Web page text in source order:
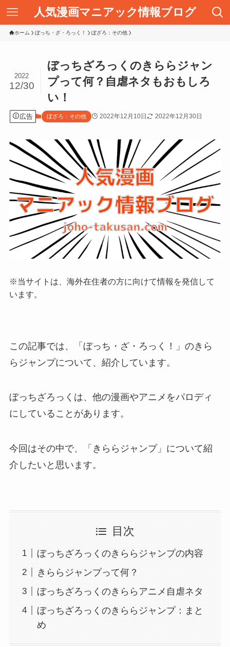
人気漫画マニアック情報ブログ
ホーム ぼっち・ざ・ろっく！ ぼざろ：その他
ぼっちざろっくのきららジャン
プって何？自虐ネタもおもしろ
い！
2022
12/30
広告 ぼざろ：その他 2022年12月10日 2022年12月30日
※当サイトは、海外在住者の方に向けて情報を発信して
います。
この記事では、「ぼっち・ざ・ろっく！」のきら
らジャンプについて、紹介しています。
ぼっちざろっくは、他の漫画やアニメをパロディ
にしていることがあります。
今回はその中で、「きららジャンプ」について紹
介したいと思います。
目次
ぼっちざろっくのきららジャンプの内容
きららジャンプって何？
ぼっちざろっくのきららアニメ自虐ネタ
ぼっちざろっくのきららジャンプ：まと
め